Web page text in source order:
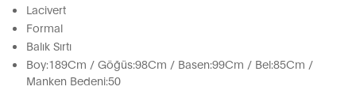
Lacivert
Formal
Balık Sırtı
Boy:189Cm / Göğüs:98Cm / Basen:99Cm / Bel:85Cm /
Manken Bedeni:50